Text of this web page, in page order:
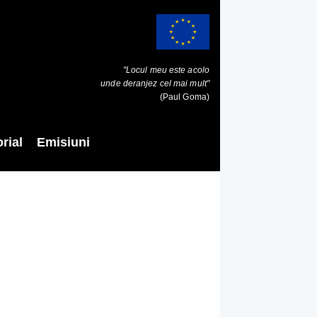
"Locul meu este acolo
unde deranjez cel mai mult"
(Paul Goma)
Emisiuni